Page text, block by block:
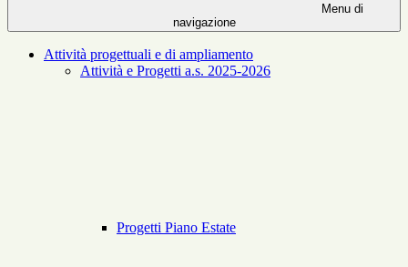
Menu di
navigazione
Attività progettuali e di ampliamento
Attività e Progetti a.s. 2025-2026
Progetti Piano Estate